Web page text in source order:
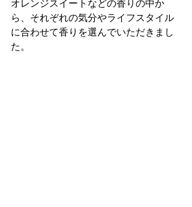
オレンジスイートなどの香りの中か
ら、それぞれの気分やライフスタイル
に合わせて香りを選んでいただきまし
た。